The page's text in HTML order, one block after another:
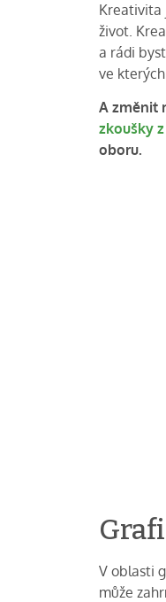
Kreativita
život.
a rádi
ve
A změnit
zkoušky
oboru.
V oblasti
může